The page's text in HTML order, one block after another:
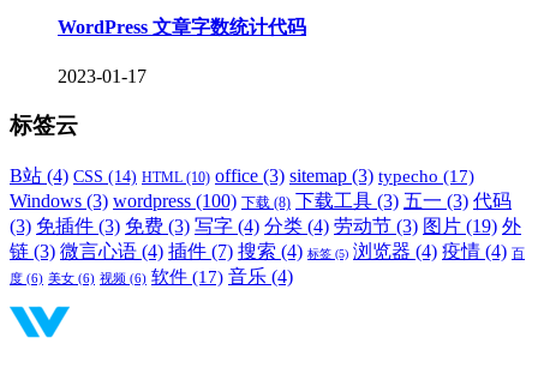
WordPress 文章字数统计代码
2023-01-17
标签云
B站 (4) CSS (14) HTML (10) office (3) sitemap (3) typecho (17)
Windows (3) wordpress (100) 下载 (8) 下载工具 (3) 五一 (3) 代码
(3) 免插件 (3) 免费 (3) 写字 (4) 分类 (4) 劳动节 (3) 图片 (19) 外
链 (3) 微言心语 (4) 插件 (7) 搜索 (4) 标签 (5) 浏览器 (4) 疫情 (4) 百
度 (6) 美女 (6) 视频 (6) 软件 (17) 音乐 (4)